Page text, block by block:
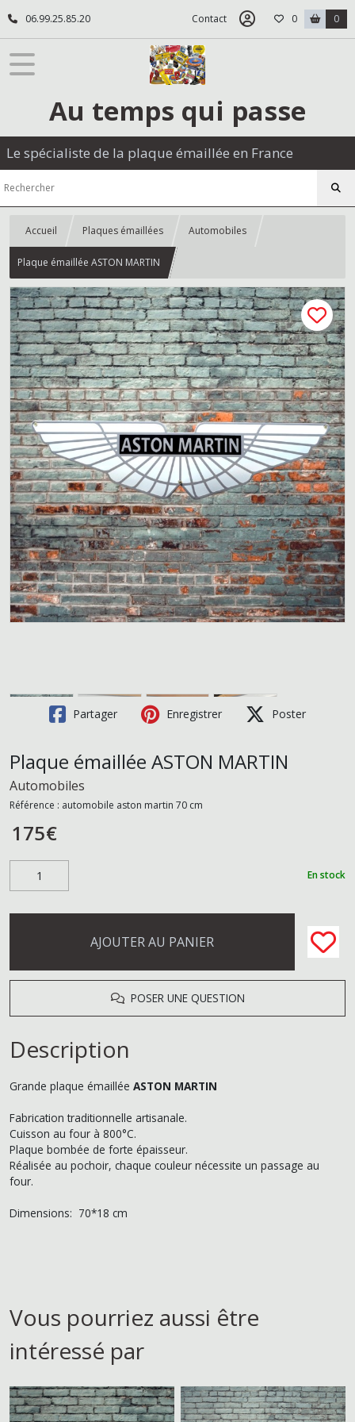
06.99.25.85.20 Contact 0 0
Au temps qui passe
Le spécialiste de la plaque émaillée en France
Accueil Plaques émaillées Automobiles
Plaque émaillée ASTON MARTIN
Partager Enregistrer Poster
Plaque émaillée ASTON MARTIN
Automobiles
Référence : automobile aston martin 70 cm
175€
En stock
AJOUTER AU PANIER
POSER UNE QUESTION
Description
Grande plaque émaillée ASTON MARTIN
Fabrication traditionnelle artisanale.
Cuisson au four à 800°C.
Plaque bombée de forte épaisseur.
Réalisée au pochoir, chaque couleur nécessite un passage au
four.
Dimensions: 70*18 cm
Vous pourriez aussi être
intéressé par